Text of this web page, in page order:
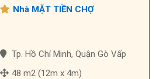
Nhà MẶT TIỀN CHỢ
Tp. Hồ Chí Minh, Quận Gò Vấp
48 m2 (12m x 4m)